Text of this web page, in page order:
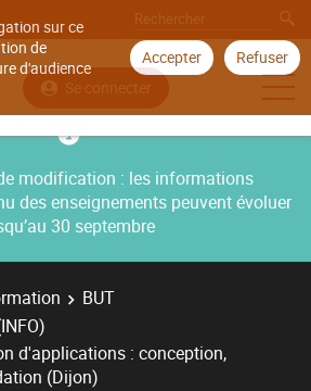
sur ce
de
d'audience
Accepter Refuser
Se connecter
modification : les informations
des enseignements peuvent évoluer
30 septembre
BUT
d'applications : conception,
(Dijon)